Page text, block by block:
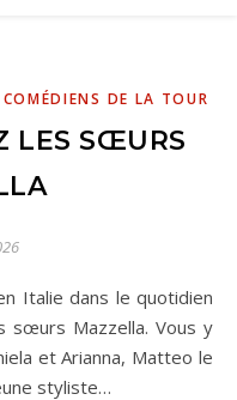
COMÉDIENS DE LA TOUR
LES SŒURS
sœurs Mazzella. Vous y
et Arianna, Matteo le
styliste…